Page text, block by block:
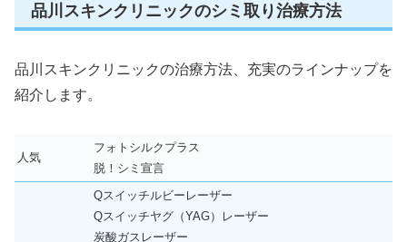
品川スキンクリニックのシミ取り治療方法
品川スキンクリニックの治療方法、充実のラインナップを
紹介します。
人気
フォトシルクプラス
脱！シミ宣言
Qスイッチルビーレーザー
Qスイッチヤグ（YAG）レーザー
炭酸ガスレーザー